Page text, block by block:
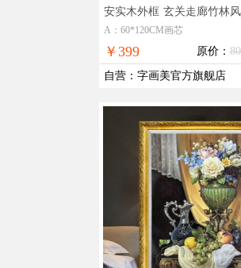
安实木外框 玄关走廊竹林
A：60*120CM画芯
￥399 原价：
自营 ： 字画美官方旗舰店